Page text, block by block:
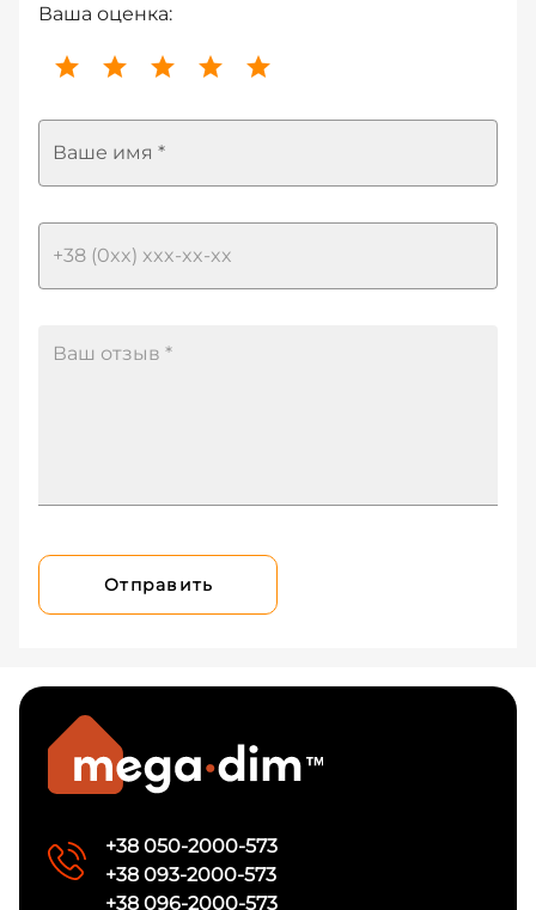
Ваша оценка:
Ваше имя *
Отправить
+38 050-2000-573
+38 093-2000-573
+38 096-2000-573